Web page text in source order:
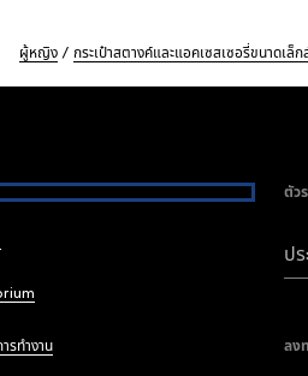
ผู้หญิง กระเป๋าสตางค์และแอคเซสเซอรี่ขนาดเล็
รทำงาน
ตัว
ป
ลง